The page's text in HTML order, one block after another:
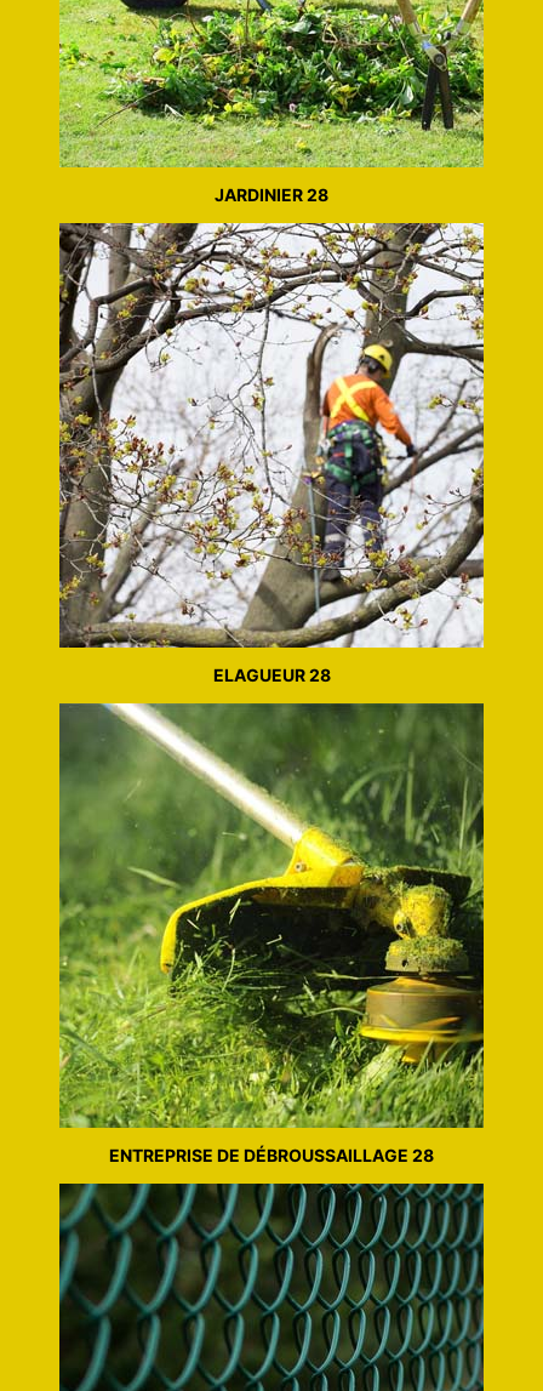
JARDINIER 28
ELAGUEUR 28
ENTREPRISE DE DÉBROUSSAILLAGE 28